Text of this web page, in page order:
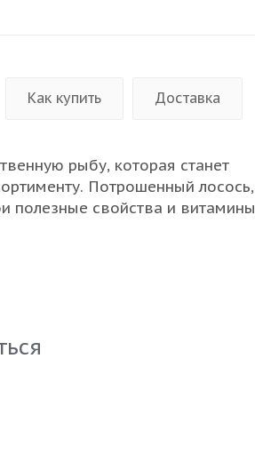
Как купить Доставка
рыбу, которая станет
Потрошенный лосось,
полезные свойства и витамины
от запеканок до sashimi.